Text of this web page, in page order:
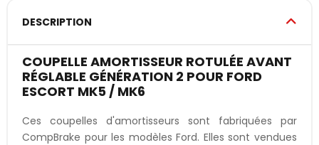
DESCRIPTION
COUPELLE AMORTISSEUR ROTULÉE AVANT
RÉGLABLE GÉNÉRATION 2 POUR FORD
ESCORT MK5 / MK6
Ces coupelles d'amortisseurs sont fabriquées par
CompBrake pour les modèles Ford. Elles sont vendues